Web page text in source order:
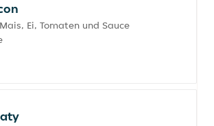
Ei, Tomaten und Sauce